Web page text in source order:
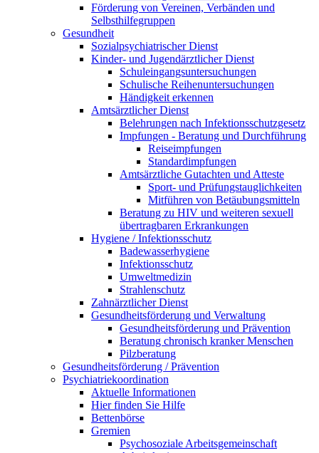
Förderung von Vereinen, Verbänden und
Selbsthilfegruppen
Gesundheit
Sozialpsychiatrischer Dienst
Kinder- und Jugendärztlicher Dienst
Schuleingangsuntersuchungen
Schulische Reihenuntersuchungen
Händigkeit erkennen
Amtsärztlicher Dienst
Belehrungen nach Infektionsschutzgesetz
Impfungen - Beratung und Durchführung
Reiseimpfungen
Standardimpfungen
Amtsärztliche Gutachten und Atteste
Sport- und Prüfungstauglichkeiten
Mitführen von Betäubungsmitteln
Beratung zu HIV und weiteren sexuell
übertragbaren Erkrankungen
Hygiene / Infektionsschutz
Badewasserhygiene
Infektionsschutz
Umweltmedizin
Strahlenschutz
Zahnärztlicher Dienst
Gesundheitsförderung und Verwaltung
Gesundheitsförderung und Prävention
Beratung chronisch kranker Menschen
Pilzberatung
Gesundheits­förderung / Prävention
Psychiatriekoordination
Aktuelle Informationen
Hier finden Sie Hilfe
Bettenbörse
Gremien
Psychosoziale Arbeits­gemeinschaft